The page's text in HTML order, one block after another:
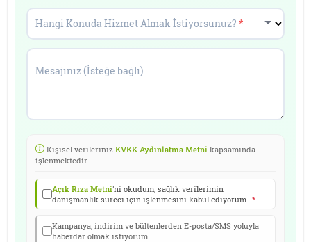
Hangi Konuda Hizmet Almak İstiyorsunuz?*
Mesajınız (İsteğe bağlı)
Kişisel verileriniz KVKK Aydınlatma Metni kapsamında
işlenmektedir.
Açık Rıza Metni'ni okudum, sağlık verilerimin
danışmanlık süreci için işlenmesini kabul ediyorum. *
Kampanya, indirim ve bültenlerden E-posta/SMS yoluyla
haberdar olmak istiyorum.